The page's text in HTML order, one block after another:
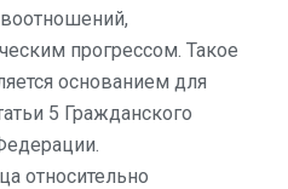
прогрессом. Такое
основанием для
5 Гражданского
относительно